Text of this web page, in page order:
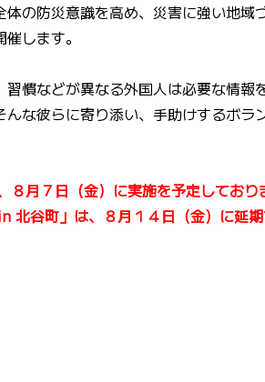
の防災意識を高め、災害に強い地域
します。
慣などが異なる外国人は必要な情報
んな彼らに寄り添い、手助けするボラ
月７日（金）に実施を予定してお
北谷町」は、８月１４日（金）に延期